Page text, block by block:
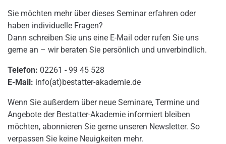
Sie möchten mehr über dieses Seminar erfahren oder
haben individuelle Fragen?
Dann schreiben Sie uns eine E-Mail oder rufen Sie uns
gerne an – wir beraten Sie persönlich und unverbindlich.
Telefon: 02261 - 99 45 528
E-Mail: info(at)bestatter-akademie.de
Wenn Sie außerdem über neue Seminare, Termine und
Angebote der Bestatter-Akademie informiert bleiben
möchten, abonnieren Sie gerne unseren Newsletter. So
verpassen Sie keine Neuigkeiten mehr.